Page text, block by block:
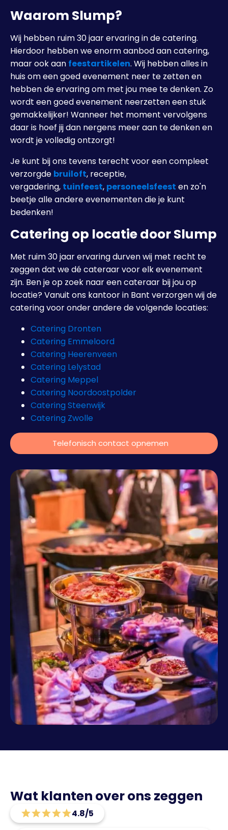
Waarom Slump?
Wij hebben ruim 30 jaar ervaring in de catering.
Hierdoor hebben we enorm aanbod aan catering,
maar ook aan feestartikelen. Wij hebben alles in
huis om een goed evenement neer te zetten en
hebben de ervaring om met jou mee te denken. Zo
wordt een goed evenement neerzetten een stuk
gemakkelijker! Wanneer het moment vervolgens
daar is hoef jij dan nergens meer aan te denken en
wordt je volledig ontzorgt!
Je kunt bij ons tevens terecht voor een compleet
verzorgde bruiloft, receptie,
vergadering, tuinfeest, personeelsfeest en zo'n
beetje alle andere evenementen die je kunt
bedenken!
Catering op locatie door Slump
Met ruim 30 jaar ervaring durven wij met recht te
zeggen dat we dé cateraar voor elk evenement
zijn. Ben je op zoek naar een cateraar bij jou op
locatie? Vanuit ons kantoor in Bant verzorgen wij de
catering voor onder andere de volgende locaties:
Catering Dronten
Catering Emmeloord
Catering Heerenveen
Catering Lelystad
Catering Meppel
Catering Noordoostpolder
Catering Steenwijk
Catering Zwolle
Telefonisch contact opnemen
Wat klanten over ons zeggen
4.8/5